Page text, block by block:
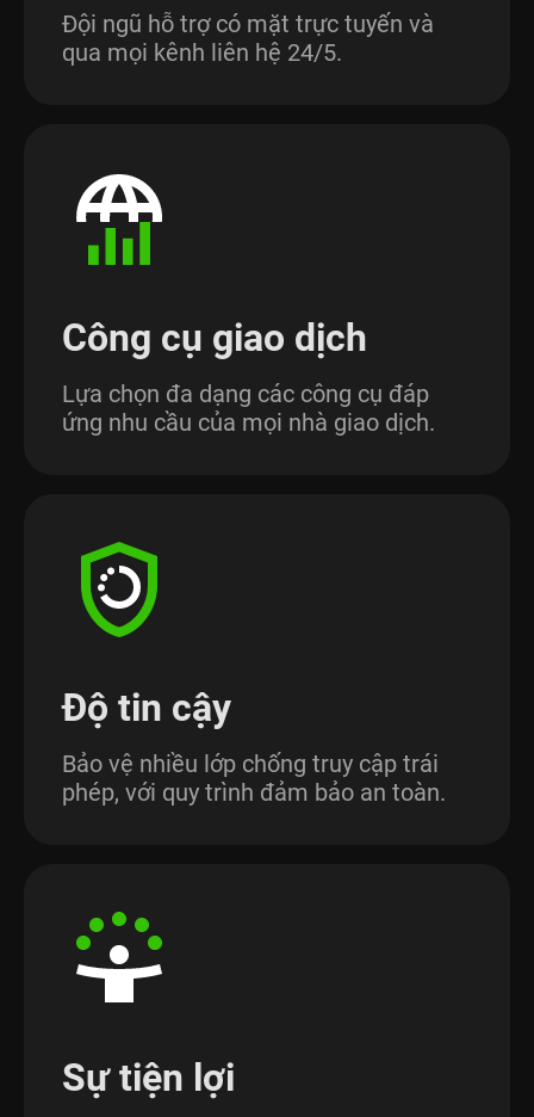
Đội ngũ hỗ trợ có mặt trực tuyến và
qua mọi kênh liên hệ 24/5.
Công cụ giao dịch
Lựa chọn đa dạng các công cụ đáp
ứng nhu cầu của mọi nhà giao dịch.
Độ tin cậy
Bảo vệ nhiều lớp chống truy cập trái
phép, với quy trình đảm bảo an toàn.
Sự tiện lợi